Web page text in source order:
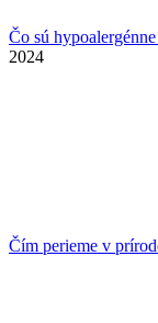
Čo sú
2024
Čím perieme v